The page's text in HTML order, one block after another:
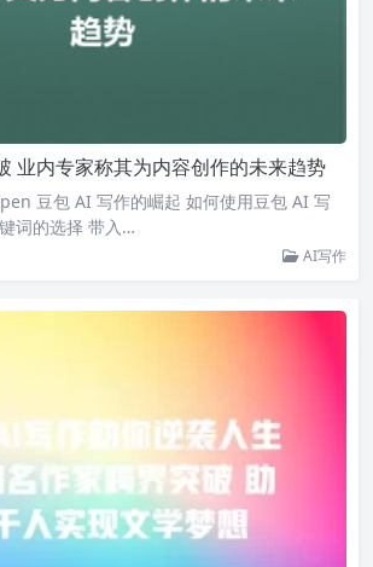
业内专家称其为内容创作的未来趋势
豆包 AI 写作的崛起 如何使用豆包 AI 写
词的选择 带入…
AI写作